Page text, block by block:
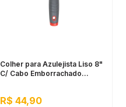
Colher para Azulejista Liso 8"
C/ Cabo Emborrachado
R$ 44,90